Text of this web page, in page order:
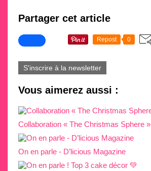
Partager cet article
Repost 0
S'inscrire à la newsletter
Vous aimerez aussi :
Collaboration « The Christmas Sphere
On en parle - D’licious Magazine